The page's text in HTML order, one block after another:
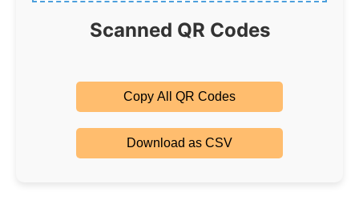
Scanned QR Codes
Copy All QR Codes
Download as CSV